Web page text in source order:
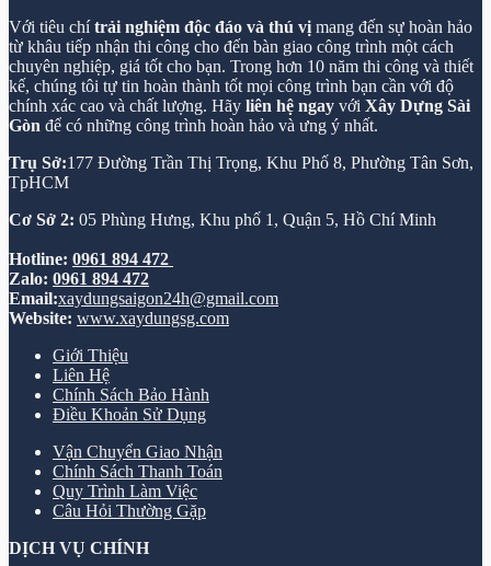
Với tiêu chítrải nghiệm độc đáo và thú vị mang đến sự hoàn hảo
từ khâu tiếp nhận thi công cho đến bàn giao công trình một cách
chuyên nghiệp, giá tốt cho bạn. Trong hơn 10 năm thi công và thiết
kế, chúng tôi tự tin hoàn thành tốt mọi công trình bạn cần với độ
chính xác cao và chất lượng. Hãy liên hệ ngay với Xây Dựng Sài
Gòn để có những công trình hoàn hảo và ưng ý nhất.
Trụ Sở:177 Đường Trần Thị Trọng, Khu Phố 8, Phường Tân Sơn,
TpHCM
Cơ Sở 2: 05 Phùng Hưng, Khu phố 1, Quận 5, Hồ Chí Minh
Hotline: 0961 894 472
Zalo: 0961 894 472
Email:xaydungsaigon24h@gmail.com
Website: www.xaydungsg.com
Giới Thiệu
Liên Hệ
Chính Sách Bảo Hành
Điều Khoản Sử Dụng
Vận Chuyển Giao Nhận
Chính Sách Thanh Toán
Quy Trình Làm Việc
Câu Hỏi Thường Gặp
DỊCH VỤ CHÍNH